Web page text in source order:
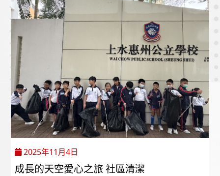
2025年11月4日
成長的天空愛心之旅 社區清潔